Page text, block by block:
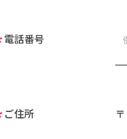
電話番号
ご住所 〒